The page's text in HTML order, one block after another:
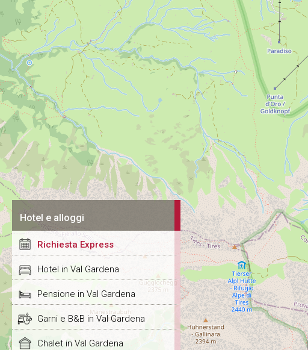
Hotel e alloggi
Richiesta Express
Hotel in Val Gardena
Pensione in Val Gardena
Garni e B&B in Val Gardena
Chalet in Val Gardena